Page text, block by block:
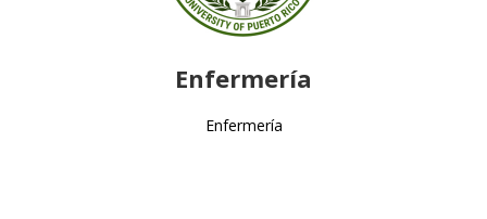
Enfermería
Enfermería